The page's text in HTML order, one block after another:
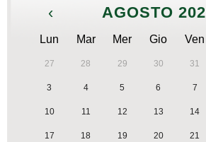
Francesco
‹ AGOSTO
Lun Mar Mer Gio Ven
27 28 29 30 31
3 4 5 6 7
10 11 12 13 14
17 18 19 20 21